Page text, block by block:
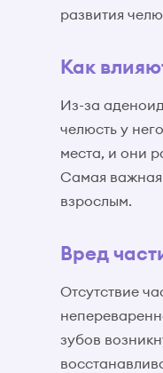
развития
Как
Из-за
челюсть у
места, и они
Самая важная
взрослым.
Вред
Отсутствие
зубов